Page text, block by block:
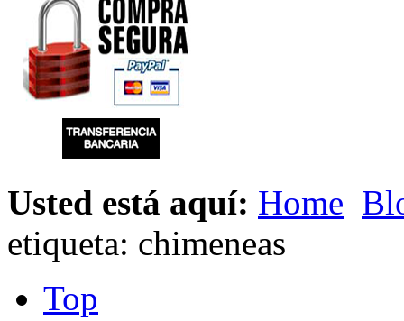
Usted está aquí: Home
etiqueta: chimeneas
Top